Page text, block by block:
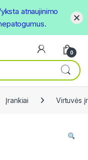
0
Įrankiai Virtuvės
atnaujinimo